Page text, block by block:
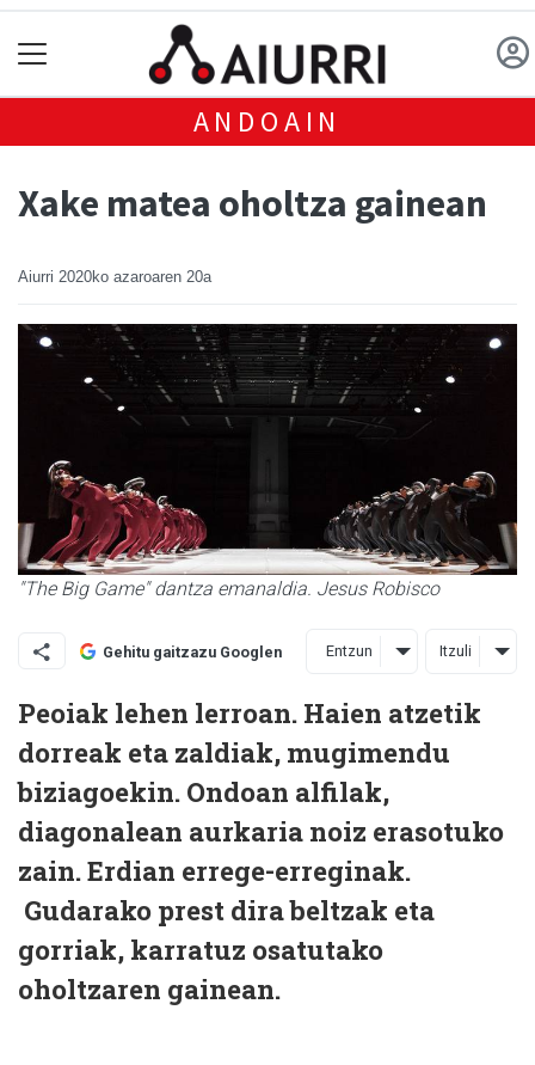
ANDOAIN
Xake matea oholtza gainean
Aiurri 2020ko azaroaren 20a
"The Big Game" dantza emanaldia. Jesus Robisco
Gehitu gaitzazu Googlen Entzun Itzuli
Peoiak lehen lerroan. Haien atzetik
dorreak eta zaldiak, mugimendu
biziagoekin. Ondoan alfilak,
diagonalean aurkaria noiz erasotuko
zain. Erdian errege-erreginak.
Gudarako prest dira beltzak eta
gorriak, karratuz osatutako
oholtzaren gainean.